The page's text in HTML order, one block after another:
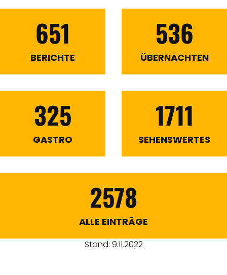
651
BERICHTE
536
ÜBERNACHTEN
325
GASTRO
1711
SEHENSWERTES
2578
ALLE EINTRÄGE
Stand: 9.11.2022